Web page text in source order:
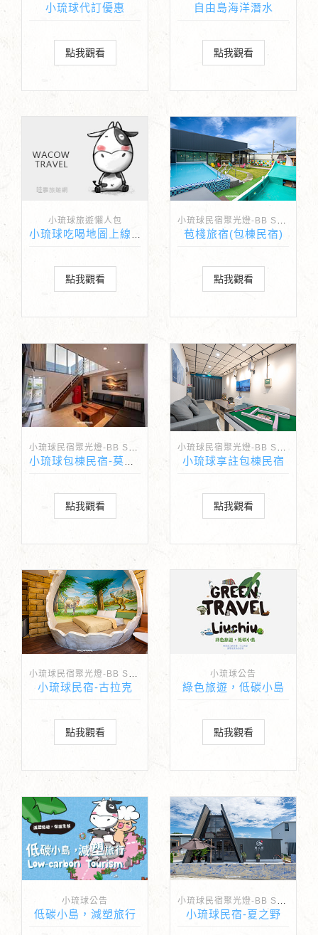
小琉球代訂優惠
點我觀看
自由島海洋潛水
點我觀看
小琉球旅遊懶人包
小琉球吃喝地圖上線啦！
點我觀看
小琉球民宿聚光燈-BB Spotlight
苞棧旅宿(包棟民宿)
點我觀看
點我觀看
小琉球享註包棟民宿
點我觀看
小琉球民宿聚光燈-BB Spotlight
小琉球民宿-古拉克
點我觀看
小琉球公告
綠色旅遊，低碳小島
點我觀看
小琉球公告
低碳小島，減塑旅行 小琉球民宿-夏之野